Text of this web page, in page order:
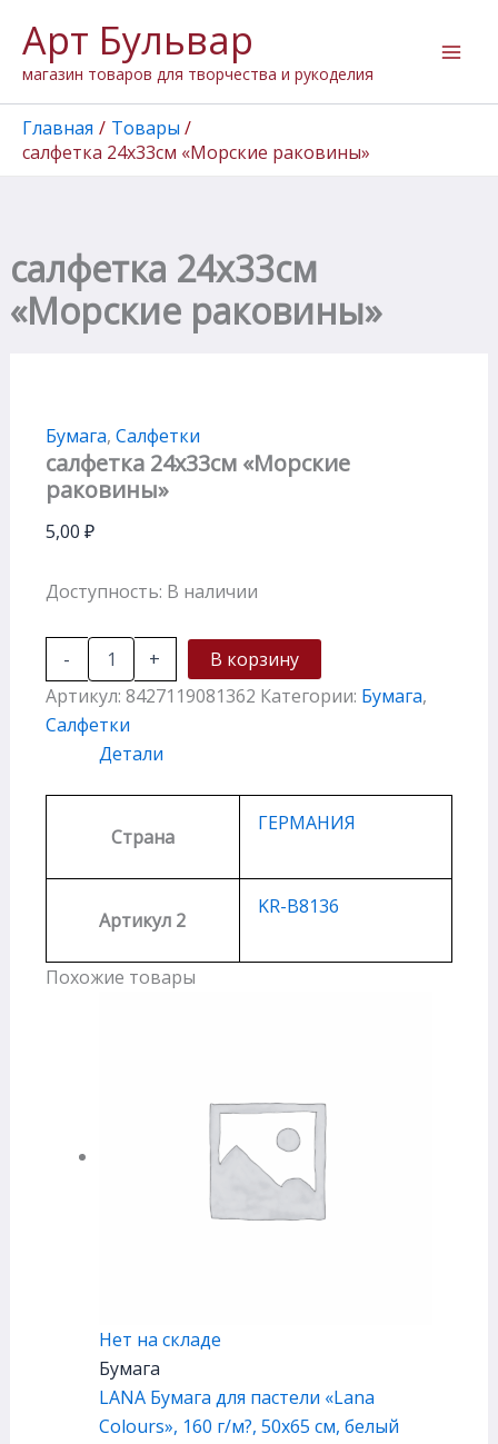
содержимому
Арт Бульвар
магазин товаров для творчества и рукоделия
Главная
Товары
салфетка 24х33см «Морские раковины»
салфетка 24х33см
«Морские раковины»
Бумага, Салфетки
салфетка 24х33см «Морские
раковины»
5,00 ₽
Доступность: В наличии
-
товара
салфетка
24х33см
"Морские
раковины"
+
В корзину
Артикул: 8427119081362 Категории: Бумага,
Салфетки
Детали
Страна
ГЕРМАНИЯ
Артикул 2
KR-B8136
Похожие товары
Нет на складе
Бумага
LANA Бумага для пастели «Lana
Colours», 160 г/м?, 50х65 см, белый